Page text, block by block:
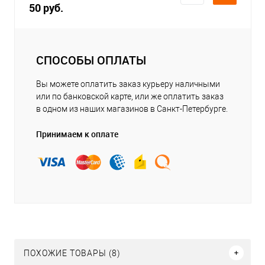
50 руб.
СПОСОБЫ ОПЛАТЫ
Вы можете оплатить заказ курьеру наличными
или по банковской карте, или же оплатить заказ
в одном из наших магазинов в Санкт-Петербурге.
Принимаем к оплате
ПОХОЖИЕ ТОВАРЫ (8)